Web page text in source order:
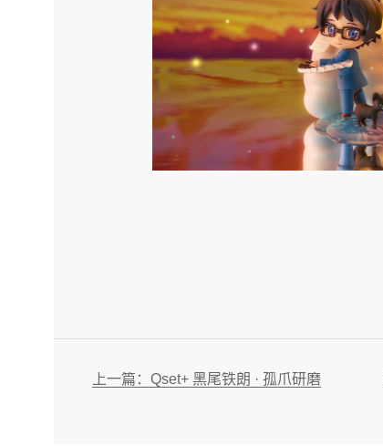
上一篇：Qset+ 黑尾铁朗 · 孤爪研磨